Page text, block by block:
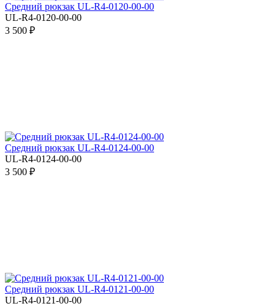
Средний рюкзак UL-R4-0120-00-00
UL-R4-0120-00-00
3 500 ₽
Средний рюкзак UL-R4-0124-00-00
UL-R4-0124-00-00
3 500 ₽
Средний рюкзак UL-R4-0121-00-00
UL-R4-0121-00-00